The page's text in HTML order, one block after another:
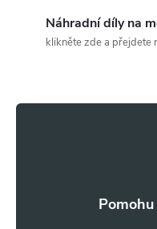
Náhradní díly na
klikněte zde a přejdete